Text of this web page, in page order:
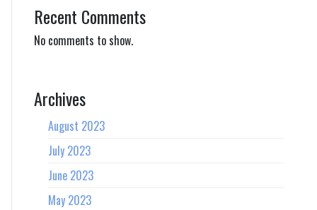
Recent Comments
No comments to show.
Archives
August 2023
July 2023
June 2023
May 2023